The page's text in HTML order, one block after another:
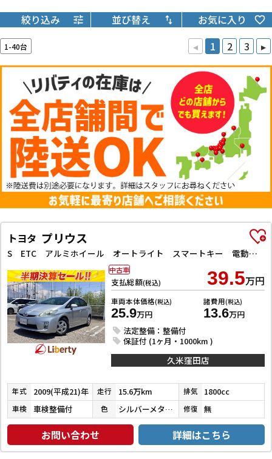
絞り込み 並び替え お気に入り
1-40台 ◂ 1 2 3 ▸
トヨタ プリウス
S ETC アルミホイール オートライト スマートキー 電動格納ミラー CVT 盗難防止システム 衝突安全ボディ ABS ESC CD エアコン パワーステアリング
支払総額(税込) 39.5万円
車両本体価格(税込)
25.9万円
諸費用(税込)
13.6万円
法定整備：整備付
保証付 (1ヶ月・1000km )
中古車
久米窪田店
年式 2009(平成21)年 走行 15.6万km 排気 1800cc
車検 車検整備付 色 シルバーメタリック 修復 無
お問い合わせ 詳細はこちら